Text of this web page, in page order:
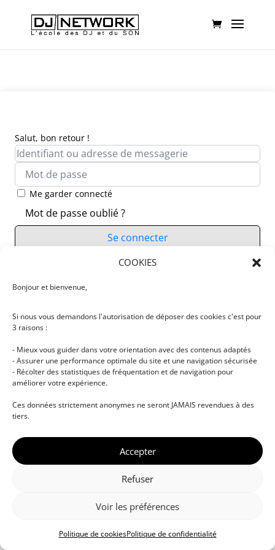
COOKIES
Bonjour et bienvenue,
Si nous vous demandons l'autorisation de déposer des cookies c'est pour
3 raisons :
- Mieux vous guider dans votre orientation avec des contenus adaptés
- Assurer une performance optimale du site et une navigation sécurisée
- Récolter des statistiques de fréquentation et de navigation pour
améliorer votre expérience.
Ces données strictement anonymes ne seront JAMAIS revendues à des
tiers.
Accepter
Refuser
Voir les préférences
Politique de cookiesPolitique de confidentialité
Salut, bon retour !
Me garder connecté
Mot de passe oublié ?
Se connecter
Vous n’avez pas de compte ?
musicale • Certifications professionnelles • Paris •